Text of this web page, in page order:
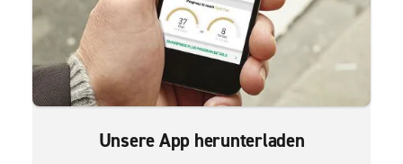
Unsere App herunterladen